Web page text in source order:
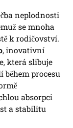
neplodnosti
se mnoha
k rodičovství.
, inovativní
která slibuje
během procesu
absorpci
a stabilitu